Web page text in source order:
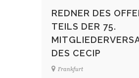
REDNER DES
TEILS DER 75.
DES CECIP
Frankfurt